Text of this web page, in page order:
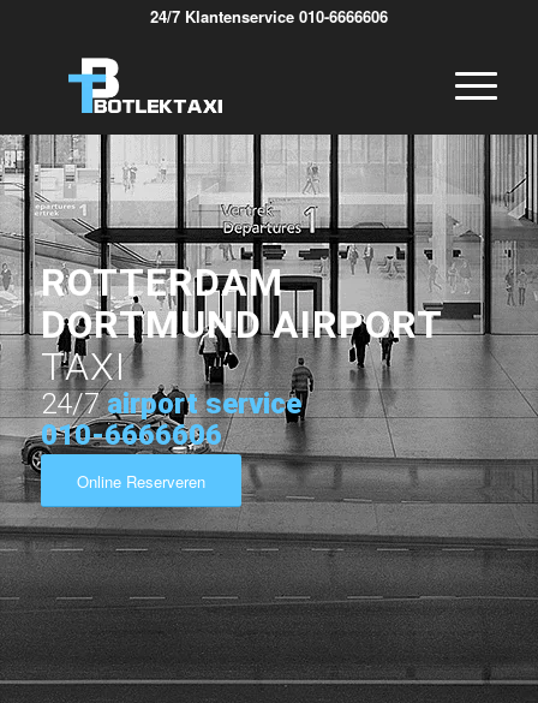
24/7 Klantenservice 010-6666606
ROTTERDAM
DORTMUND AIRPORT
TAXI
24/7 airport service
010-6666606
Online Reserveren